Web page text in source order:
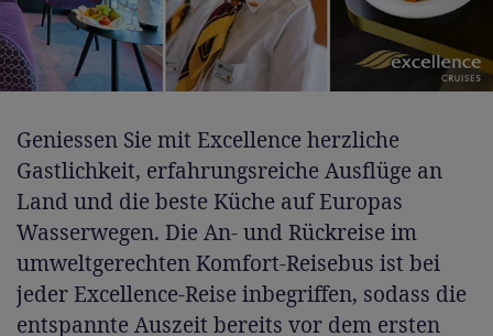
Geniessen Sie mit Excellence herzliche
Gastlichkeit, erfahrungsreiche Ausflüge an
Land und die beste Küche auf Europas
Wasserwegen. Die An- und Rückreise im
umweltgerechten Komfort-Reisebus ist bei
jeder Excellence-Reise inbegriffen, sodass die
entspannte Auszeit bereits vor dem ersten